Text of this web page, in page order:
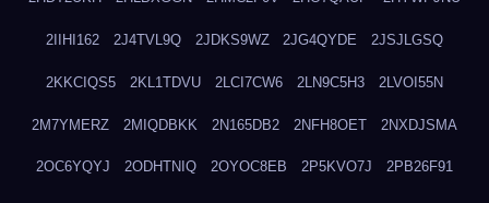
2IIHI162 2J4TVL9Q 2JDKS9WZ 2JG4QYDE 2JSJLGSQ
2KKCIQS5 2KL1TDVU 2LCI7CW6 2LN9C5H3 2LVOI55N
2M7YMERZ 2MIQDBKK 2N165DB2 2NFH8OET 2NXDJSMA
2OC6YQYJ 2ODHTNIQ 2OYOC8EB 2P5KVO7J 2PB26F91